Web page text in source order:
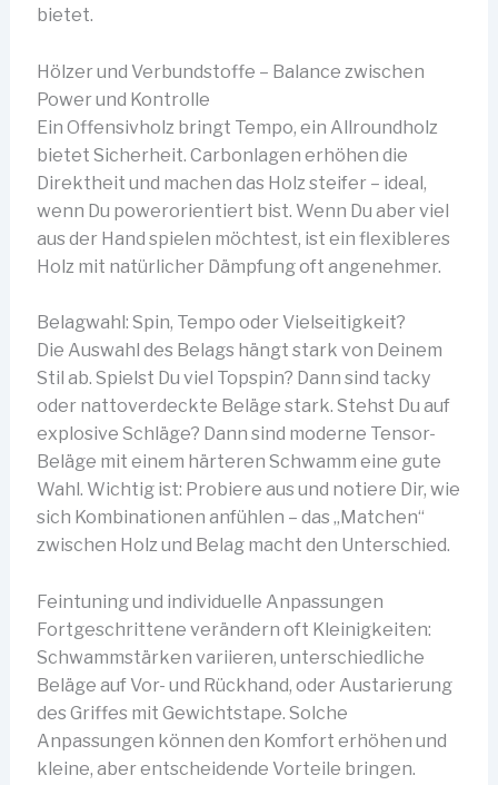
bietet.
Hölzer und Verbundstoffe – Balance zwischen
Power und Kontrolle
Ein Offensivholz bringt Tempo, ein Allroundholz
bietet Sicherheit. Carbonlagen erhöhen die
Direktheit und machen das Holz steifer – ideal,
wenn Du powerorientiert bist. Wenn Du aber viel
aus der Hand spielen möchtest, ist ein flexibleres
Holz mit natürlicher Dämpfung oft angenehmer.
Belagwahl: Spin, Tempo oder Vielseitigkeit?
Die Auswahl des Belags hängt stark von Deinem
Stil ab. Spielst Du viel Topspin? Dann sind tacky
oder nattoverdeckte Beläge stark. Stehst Du auf
explosive Schläge? Dann sind moderne Tensor-
Beläge mit einem härteren Schwamm eine gute
Wahl. Wichtig ist: Probiere aus und notiere Dir, wie
sich Kombinationen anfühlen – das „Matchen“
zwischen Holz und Belag macht den Unterschied.
Feintuning und individuelle Anpassungen
Fortgeschrittene verändern oft Kleinigkeiten:
Schwammstärken variieren, unterschiedliche
Beläge auf Vor- und Rückhand, oder Austarierung
des Griffes mit Gewichtstape. Solche
Anpassungen können den Komfort erhöhen und
kleine, aber entscheidende Vorteile bringen.